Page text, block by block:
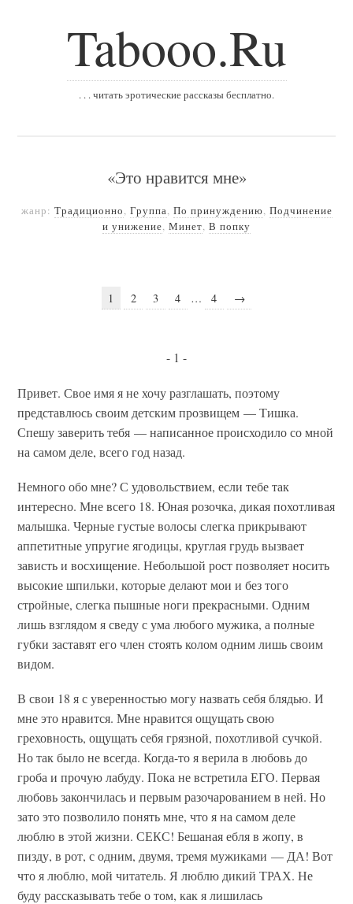
Tabooo.Ru
. . . читать эротические рассказы бесплатно.
«Это нравится мне»
жанр: Традиционно, Группа, По принуждению, Подчинение
и унижение, Минет, В попку
1 2 3 4 … 4 →
- 1 -
Привет. Свое имя я не хочу разглашать, поэтому
представлюсь своим детским прозвищем — Тишка.
Спешу заверить тебя — написанное происходило со мной
на самом деле, всего год назад.
Немного обо мне? С удовольствием, если тебе так
интересно. Мне всего 18. Юная розочка, дикая похотливая
малышка. Черные густые волосы слегка прикрывают
аппетитные упругие ягодицы, круглая грудь вызвает
зависть и восхищение. Небольшой рост позволяет носить
высокие шпильки, которые делают мои и без того
стройные, слегка пышные ноги прекрасными. Одним
лишь взглядом я сведу с ума любого мужика, а полные
губки заставят его член стоять колом одним лишь своим
видом.
В свои 18 я с уверенностью могу назвать себя блядью. И
мне это нравится. Мне нравится ощущать свою
греховность, ощущать себя грязной, похотливой сучкой.
Но так было не всегда. Когда-то я верила в любовь до
гроба и прочую лабуду. Пока не встретила ЕГО. Первая
любовь закончилась и первым разочарованием в ней. Но
зато это позволило понять мне, что я на самом деле
люблю в этой жизни. СЕКС! Бешаная ебля в жопу, в
пизду, в рот, с одним, двумя, тремя мужиками — ДА! Вот
что я люблю, мой читатель. Я люблю дикий ТРАХ. Не
буду рассказывать тебе о том, как я лишилась